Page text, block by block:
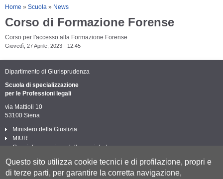
Tu sei qui
Home » Scuola » News
Corso di Formazione Forense
Corso per l'accesso alla Formazione Forense
Giovedì, 27 Aprile, 2023 - 12:45
Dipartimento di Giurisprudenza
Scuola di specializzazione
per le Professioni legali
via Mattioli 10
53100 Siena
Ministero della Giustizia
MIUR
Consiglio superiore della magistratura
Post laurea Università di Siena
Privacy e Cookie policy
Questo sito utilizza cookie tecnici e di profilazione, propri e
di terze parti, per garantire la corretta navigazione,